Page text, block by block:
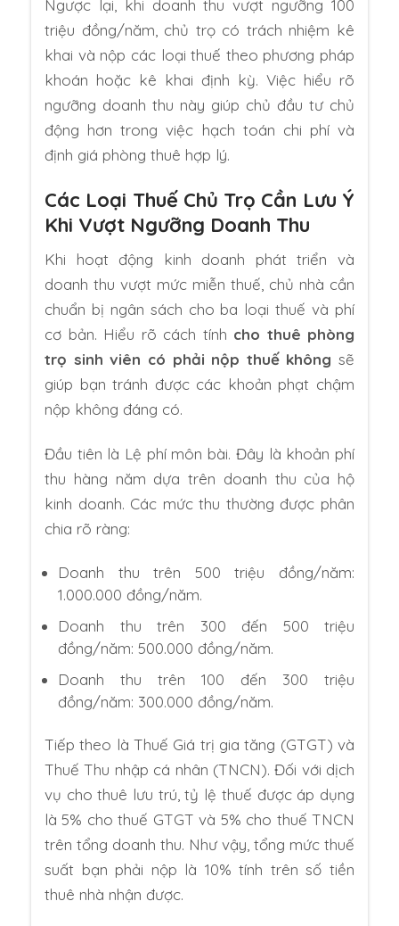
Ngược lại, khi doanh thu vượt ngưỡng 100
triệu đồng/năm, chủ trọ có trách nhiệm kê
khai và nộp các loại thuế theo phương pháp
khoán hoặc kê khai định kỳ. Việc hiểu rõ
ngưỡng doanh thu này giúp chủ đầu tư chủ
động hơn trong việc hạch toán chi phí và
định giá phòng thuê hợp lý.
Các Loại Thuế Chủ Trọ Cần Lưu Ý
Khi Vượt Ngưỡng Doanh Thu
Khi hoạt động kinh doanh phát triển và
doanh thu vượt mức miễn thuế, chủ nhà cần
chuẩn bị ngân sách cho ba loại thuế và phí
cơ bản. Hiểu rõ cách tính cho thuê phòng
trọ sinh viên có phải nộp thuế không sẽ
giúp bạn tránh được các khoản phạt chậm
nộp không đáng có.
Đầu tiên là Lệ phí môn bài. Đây là khoản phí
thu hàng năm dựa trên doanh thu của hộ
kinh doanh. Các mức thu thường được phân
chia rõ ràng:
Doanh thu trên 500 triệu đồng/năm:
1.000.000 đồng/năm.
Doanh thu trên 300 đến 500 triệu
đồng/năm: 500.000 đồng/năm.
Doanh thu trên 100 đến 300 triệu
đồng/năm: 300.000 đồng/năm.
Tiếp theo là Thuế Giá trị gia tăng (GTGT) và
Thuế Thu nhập cá nhân (TNCN). Đối với dịch
vụ cho thuê lưu trú, tỷ lệ thuế được áp dụng
là 5% cho thuế GTGT và 5% cho thuế TNCN
trên tổng doanh thu. Như vậy, tổng mức thuế
suất bạn phải nộp là 10% tính trên số tiền
thuê nhà nhận được.